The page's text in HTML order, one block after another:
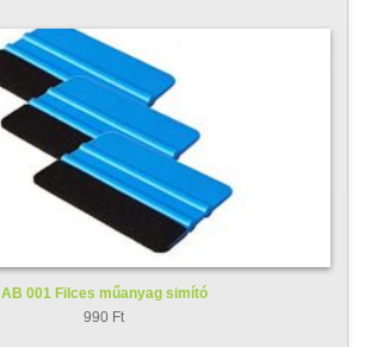
AB 001 Filces műanyag simító
990 Ft